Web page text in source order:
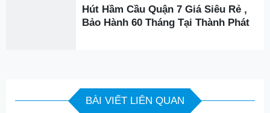
Hút Hầm Cầu Quận 7 Giá Siêu Rẻ ,
Bảo Hành 60 Tháng Tại Thành Phát
BÀI VIẾT LIÊN QUAN